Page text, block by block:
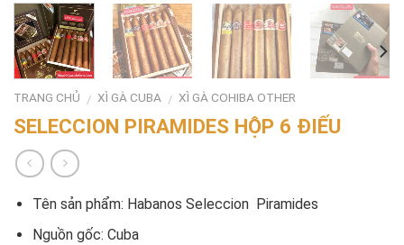
TRANG CHỦ / XÌ GÀ CUBA / XÌ GÀ COHIBA OTHER
SELECCION PIRAMIDES HỘP 6 ĐIẾU
Tên sản phẩm: Habanos Seleccion Piramides
Nguồn gốc: Cuba